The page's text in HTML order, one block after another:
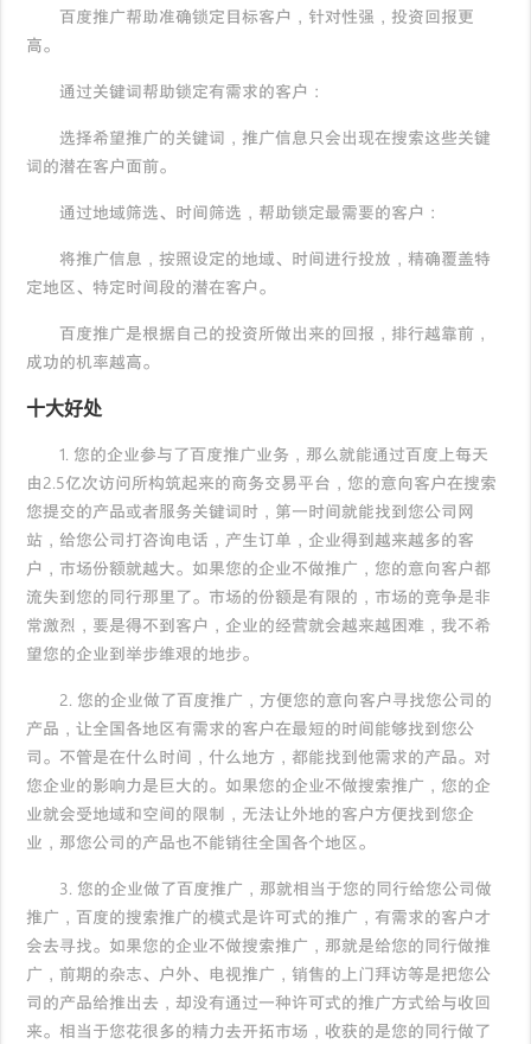
百度推广帮助准确锁定目标客户，针对性强，投资回报更
高。
通过关键词帮助锁定有需求的客户：
选择希望推广的关键词，推广信息只会出现在搜索这些关键
词的潜在客户面前。
通过地域筛选、时间筛选，帮助锁定最需要的客户：
将推广信息，按照设定的地域、时间进行投放，精确覆盖特
定地区、特定时间段的潜在客户。
百度推广是根据自己的投资所做出来的回报，排行越靠前，
成功的机率越高。
十大好处
1. 您的企业参与了百度推广业务，那么就能通过百度上每天
由2.5亿次访问所构筑起来的商务交易平台，您的意向客户在搜索
您提交的产品或者服务关键词时，第一时间就能找到您公司网
站，给您公司打咨询电话，产生订单，企业得到越来越多的客
户，市场份额就越大。如果您的企业不做推广，您的意向客户都
流失到您的同行那里了。市场的份额是有限的，市场的竞争是非
常激烈，要是得不到客户，企业的经营就会越来越困难，我不希
望您的企业到举步维艰的地步。
2. 您的企业做了百度推广，方便您的意向客户寻找您公司的
产品，让全国各地区有需求的客户在最短的时间能够找到您公
司。不管是在什么时间，什么地方，都能找到他需求的产品。对
您企业的影响力是巨大的。如果您的企业不做搜索推广，您的企
业就会受地域和空间的限制，无法让外地的客户方便找到您企
业，那您公司的产品也不能销往全国各个地区。
3. 您的企业做了百度推广，那就相当于您的同行给您公司做
推广，百度的搜索推广的模式是许可式的推广，有需求的客户才
会去寻找。如果您的企业不做搜索推广，那就是给您的同行做推
广，前期的杂志、户外、电视推广，销售的上门拜访等是把您公
司的产品给推出去，却没有通过一种许可式的推广方式给与收回
来。相当于您花很多的精力去开拓市场，收获的是您的同行做了